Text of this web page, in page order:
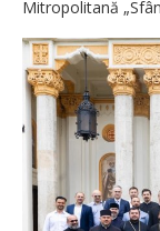
Mitropolitană